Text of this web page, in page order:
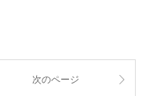
次のページ